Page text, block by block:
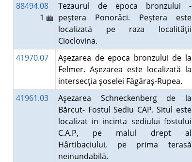
88494.08
1
Tezaurul de epoca bronzului -
peştera Ponorâci. Peştera este
localizată pe raza localităţii
Cioclovina.
41970.07
Aşezarea de epoca bronzului de la
Felmer. Aşezarea este localizată la
intersecţia şoselei Făgăraş-Rupea.
41961.03
Aşezarea Schneckenberg de la
Bărcut- Fostul Sediu CAP. Situl este
localizat in incinta sediului fostului
C.A.P, pe malul drept al
Hârtibaciului, pe prima terasă
neinundabilă.